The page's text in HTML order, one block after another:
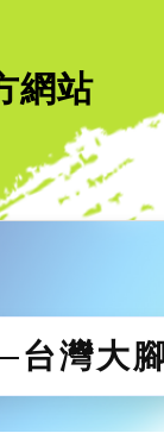
網站
台灣大